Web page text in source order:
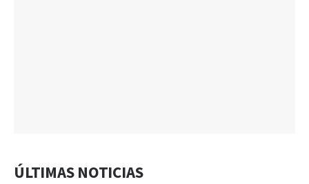
ÚLTIMAS NOTICIAS